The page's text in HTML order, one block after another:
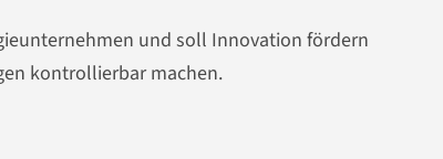
und soll Innovation fördern
kontrollierbar machen.